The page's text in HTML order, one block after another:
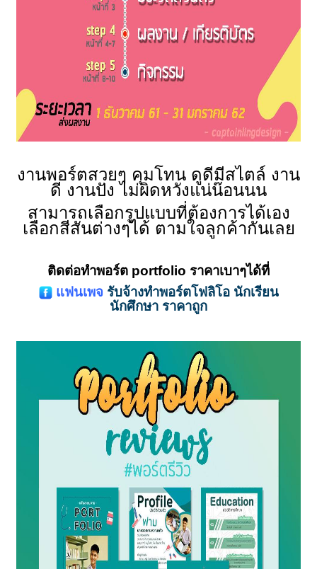
งานพอร์ตสวยๆ คุมโทน ดูดีมีสไตล์ งาน
ดี งานปัง ไม่ผิดหวังแน่น๊อนนน
สามารถเลือกรูปแบบที่ต้องการได้เอง
เลือกสีสันต่างๆได้ ตามใจลูกค้ากันเลย
ติดต่อทำพอร์ต portfolio ราคาเบาๆได้ที่
แฟนเพจ รับจ้างทำพอร์ตโฟลิโอ นักเรียน
นักศึกษา ราคาถูก